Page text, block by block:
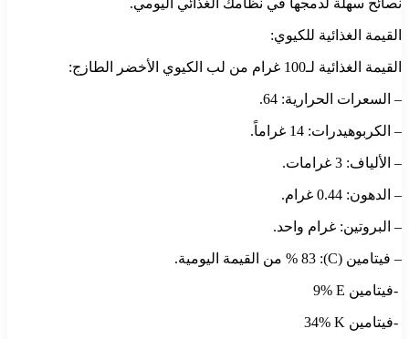
القيمة الغذائية للكيوي:
القيمة الغذائية لـ100 غرام من لب الكيوي الأخضر الطازج:
– السعرات الحرارية: 64.
– الكربوهيدرات: 14 غراماً.
– الألياف: 3 غرامات.
– الدهون: 0.44 غرام.
– البروتين: غرام واحد.
– فيتامين (C): 83 % من القيمة اليومية.
‭- ‬فيتامين ‭ ‬9‭% E ‬
‭- ‬فيتامين ‭ ‬34‭% K ‬